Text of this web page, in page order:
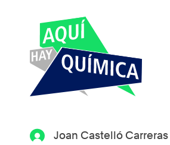
Joan Castelló Carreras